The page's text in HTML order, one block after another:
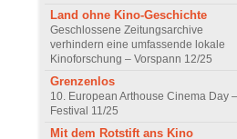
Land ohne Kino-Geschichte
Geschlossene Zeitungsarchive
verhindern eine umfassende lokale
Kinoforschung – Vorspann 12/25
Grenzenlos
10. European Arthouse Cinema Day –
Festival 11/25
Mit dem Rotstift ans Kino